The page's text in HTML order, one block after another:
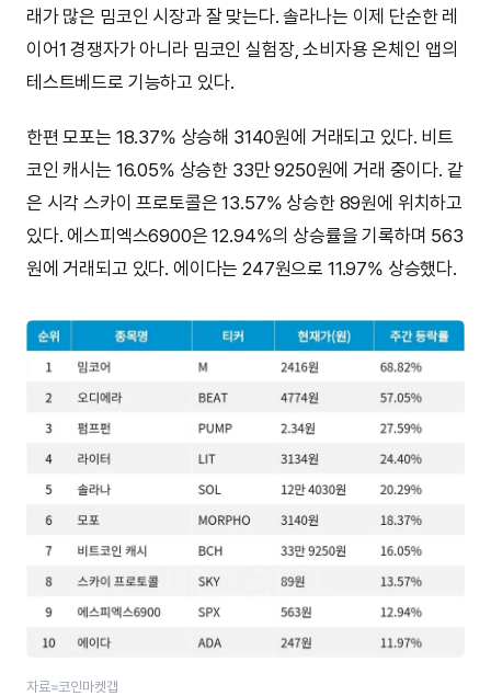
래가 많은 밈코인 시장과 잘 맞는다. 솔라나는 이제 단순한 레
이어1 경쟁자가 아니라 밈코인 실험장, 소비자용 온체인 앱의
테스트베드로 기능하고 있다.
한편 모포는 18.37% 상승해 3140원에 거래되고 있다. 비트
코인 캐시는 16.05% 상승한 33만 9250원에 거래 중이다. 같
은 시각 스카이 프로토콜은 13.57% 상승한 89원에 위치하고
있다. 에스피엑스6900은 12.94%의 상승률을 기록하며 563
원에 거래되고 있다. 에이다는 247원으로 11.97% 상승했다.
자료=코인마켓갭